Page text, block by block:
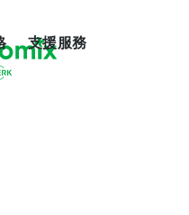
支援服務